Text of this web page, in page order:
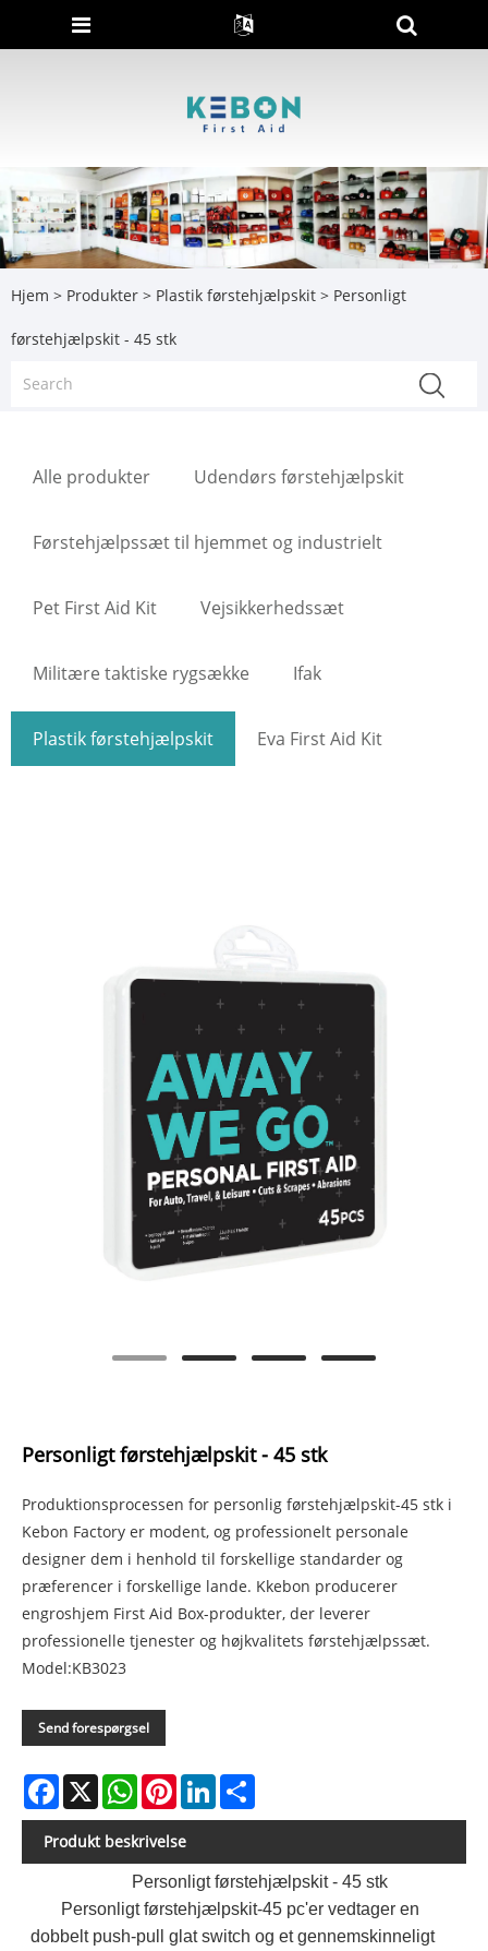
Hjem > Produkter > Plastik førstehjælpskit > Personligt
førstehjælpskit - 45 stk
Alle produkter Udendørs førstehjælpskit
Førstehjælpssæt til hjemmet og industrielt
Pet First Aid Kit Vejsikkerhedssæt
Militære taktiske rygsække Ifak
Plastik førstehjælpskit Eva First Aid Kit
Personligt førstehjælpskit - 45 stk
Produktionsprocessen for personlig førstehjælpskit-45 stk i
Kebon Factory er modent, og professionelt personale
designer dem i henhold til forskellige standarder og
præferencer i forskellige lande. Kkebon producerer
engroshjem First Aid Box-produkter, der leverer
professionelle tjenester og højkvalitets førstehjælpssæt.
Model:KB3023
Send forespørgsel
Facebook
X WhatsAppPinterestLinkedIn
Produkt beskrivelse
Personligt førstehjælpskit - 45 stk
Personligt førstehjælpskit-45 pc'er vedtager en
dobbelt push-pull glat switch og et gennemskinneligt